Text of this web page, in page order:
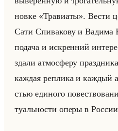
нов­ке «Травиаты». Вести
Сати Спи­ва­ко­ву и Ва­ди­ма
по­да­ча и ис­крен­ний
зда­ли ат­мо­сфе­ру
каж­дая ре­пли­ка и каж­дый
стью еди­но­го
ту­ально­сти оперы в